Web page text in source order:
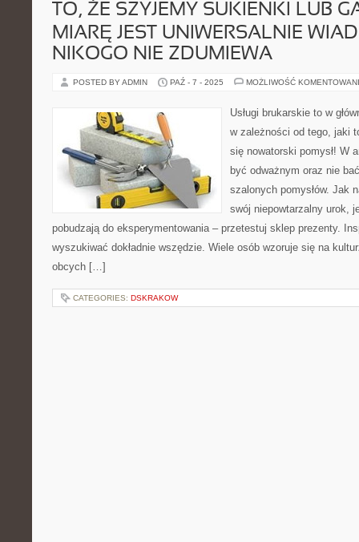
TO, ŻE SZYJEMY SUKIENKI LUB
MIARĘ JEST UNIWERSALNIE
NIKOGO NIE ZDUMIEWA
POSTED BY ADMIN PAŹ - 7 - 2025 MOŻLIWOŚĆ
Usługi brukarskie to w
w zależności od tego, jaki
się nowatorski pomysł! W
być odważnym oraz nie
szalonych pomysłów. Jak
swój niepowtarzalny urok,
pobudzają do eksperymentowania – przetestuj sklep prezenty.
wyszukiwać dokładnie wszędzie. Wiele osób wzoruje się na
obcych […]
CATEGORIES: DSKRAKOW